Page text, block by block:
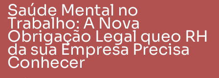
Saúde Mental no
Trabalho: A Nova
Obrigação Legal queo RH
da sua Empresa Precisa
Conhecer